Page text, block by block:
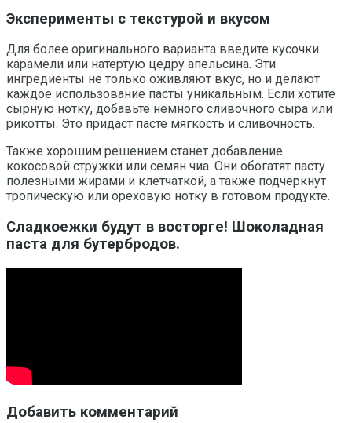
Эксперименты с текстурой и вкусом
Для более оригинального варианта введите кусочки
карамели или натертую цедру апельсина. Эти
ингредиенты не только оживляют вкус, но и делают
каждое использование пасты уникальным. Если хотите
сырную нотку, добавьте немного сливочного сыра или
рикотты. Это придаст пасте мягкость и сливочность.
Также хорошим решением станет добавление
кокосовой стружки или семян чиа. Они обогатят пасту
полезными жирами и клетчаткой, а также подчеркнут
тропическую или ореховую нотку в готовом продукте.
Сладкоежки будут в восторге! Шоколадная
паста для бутербродов.
Добавить комментарий